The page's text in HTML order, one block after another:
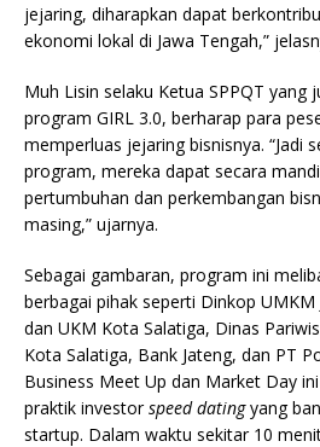
jejaring, diharapkan dapat
ekonomi lokal di Jawa Tengah,”
Muh Lisin selaku Ketua SPPQT yang
program GIRL 3.0, berharap para
memperluas jejaring bisnisnya. “Jadi
program, mereka dapat secara
pertumbuhan dan perkembangan
masing,” ujarnya.
Sebagai gambaran, program ini
berbagai pihak seperti Dinkop UMKM
dan UKM Kota Salatiga, Dinas
Kota Salatiga, Bank Jateng, dan PT
Business Meet Up dan Market Day
praktik investorspeed datingyang
startup. Dalam waktu sekitar 10